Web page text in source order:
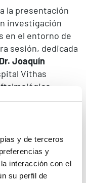
y de terceros
y
interacción con el
su perfil de
la presentación
investigación
en el entorno de
sesión, dedicada
Dr. Joaquín
Vithas
grupo en esta
Vithas en
de su trabajo
Rodríguez
Vithas en
recientes de su